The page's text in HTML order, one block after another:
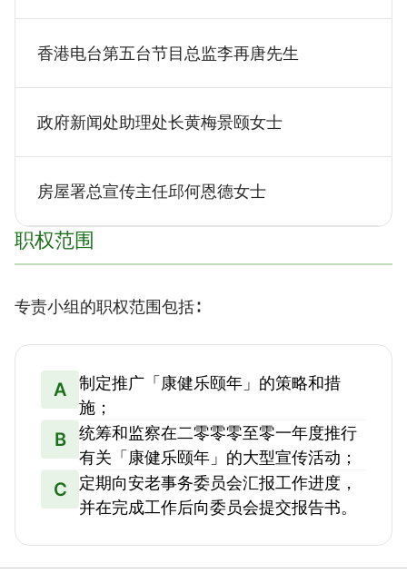
香港电台第五台节目总监李再唐先生
政府新闻处助理处长黄梅景颐女士
房屋署总宣传主任邱何恩德女士
职权范围
专责小组的职权范围包括∶
A
制定推广「康健乐颐年」的策略和措
施；
B
统筹和监察在二零零零至零一年度推行
有关「康健乐颐年」的大型宣传活动；
C
定期向安老事务委员会汇报工作进度，
并在完成工作后向委员会提交报告书。